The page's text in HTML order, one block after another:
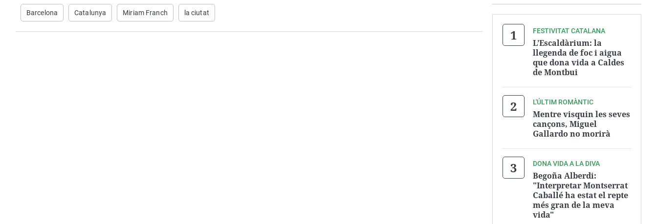
Barcelona Catalunya Miriam Franch la ciutat
FESTIVITAT CATALANA
L’Escaldàrium: la
llegenda de foc i aigua
que dona vida a Caldes
de Montbui
L'ÚLTIM ROMÀNTIC
Mentre visquin les seves
cançons, Miguel
Gallardo no morirà
DONA VIDA A LA DIVA
Begoña Alberdi:
"Interpretar Montserrat
Caballé ha estat el repte
més gran de la meva
vida"